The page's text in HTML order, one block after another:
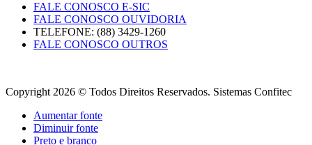
FALE CONOSCO E-SIC
FALE CONOSCO OUVIDORIA
TELEFONE: (88) 3429-1260
FALE CONOSCO OUTROS
Copyright 2026 © Todos Direitos Reservados. Sistemas Confitec
Aumentar fonte
Diminuir fonte
Preto e branco